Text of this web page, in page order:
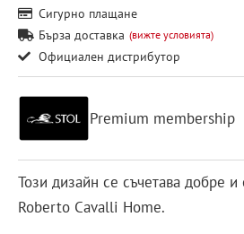
Сигурно плащане
Бърза доставка (вижте условията)
Официален дистрибутор
Premium membership
Този дизайн се съчетава добре
Roberto Cavalli Home.